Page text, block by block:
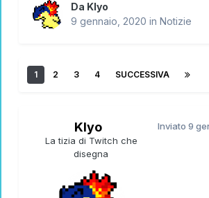
Da Klyo
9 gennaio, 2020 in Notizie
1 2 3 4 SUCCESSIVA
Klyo
La tizia di Twitch che
disegna
Inviato 9